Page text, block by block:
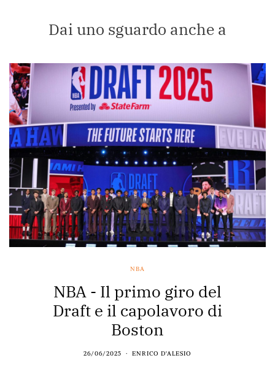
Dai uno sguardo anche a
NBA
NBA - Il primo giro del
Draft e il capolavoro di
Boston
26/06/2025 ENRICO D'ALESIO